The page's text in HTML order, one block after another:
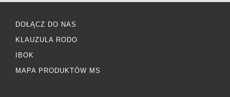
DOŁĄCZ DO NAS
KLAUZULA RODO
IBOK
MAPA PRODUKTÓW MS